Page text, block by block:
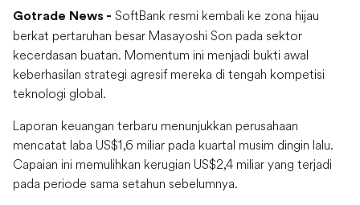
Gotrade News - SoftBank resmi kembali ke zona hijau
berkat pertaruhan besar Masayoshi Son pada sektor
kecerdasan buatan. Momentum ini menjadi bukti awal
keberhasilan strategi agresif mereka di tengah kompetisi
teknologi global.
Laporan keuangan terbaru menunjukkan perusahaan
mencatat laba US$1,6 miliar pada kuartal musim dingin lalu.
Capaian ini memulihkan kerugian US$2,4 miliar yang terjadi
pada periode sama setahun sebelumnya.